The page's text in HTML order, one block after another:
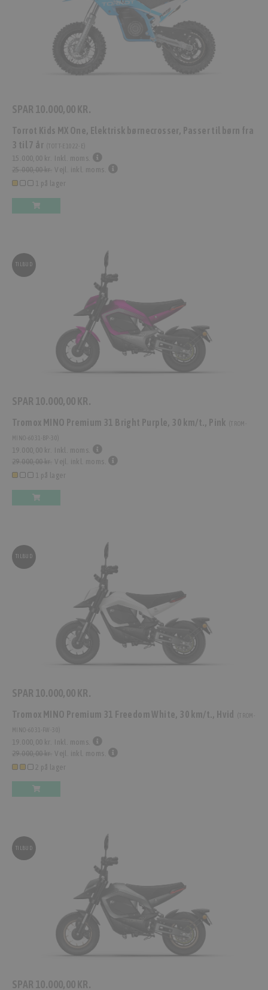
SPAR 10.000,00 KR.
Torrot Kids MX One, Elektrisk børnecrosser, Passer til børn fra
3 til 7 år ( TOTT-E1022-E
15.000,00 kr.
Inkl. moms.
25.000,00 kr. Vejl. inkl. moms.
1 på lager
TILBUD
SPAR 10.000,00 KR.
Tromox MINO Premium 31 Bright Purple, 30 km/t., Pink ( TROM-
MINO-6031-BP-30
19.000,00 kr.
Inkl. moms.
29.000,00 kr. Vejl. inkl. moms.
1 på lager
TILBUD
SPAR 10.000,00 KR.
Tromox MINO Premium 31 Freedom White, 30 km/t., Hvid ( TROM-
MINO-6031-FW-30
19.000,00 kr.
Inkl. moms.
29.000,00 kr. Vejl. inkl. moms.
2 på lager
TILBUD
SPAR 10.000,00 KR.